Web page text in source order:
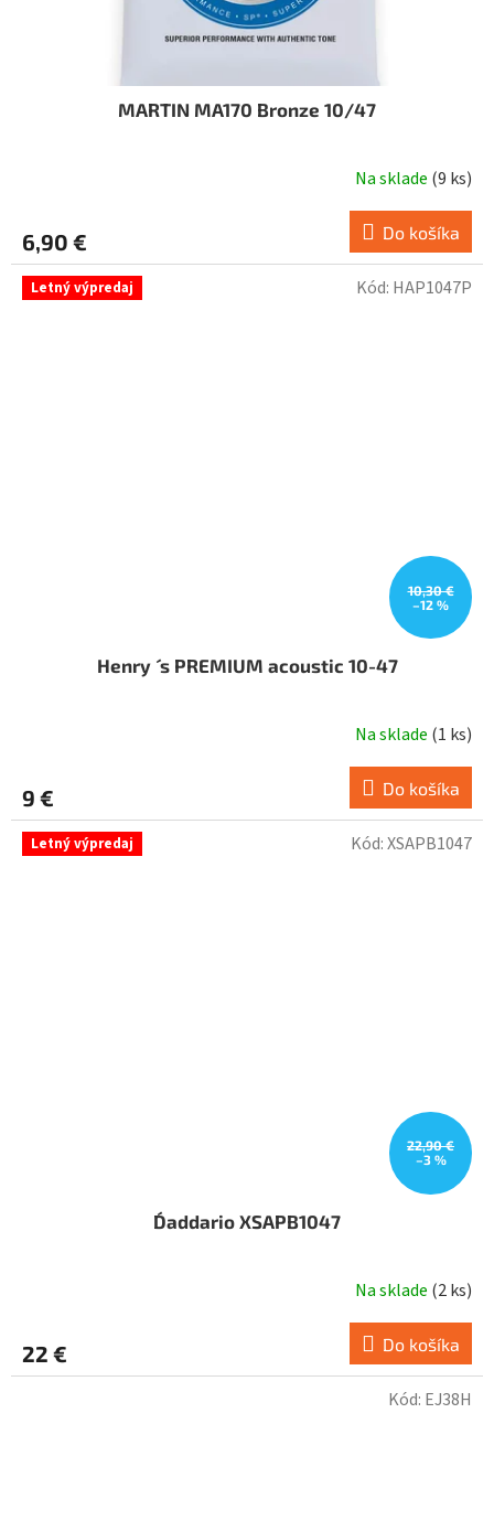
MARTIN MA170 Bronze 10/47
Na sklade (9 ks)
6,90 € Do košíka
Letný výpredaj
10,30 €
–12 %
Henry ´ s PREMIUM acoustic 10-47
Na sklade (1 ks)
9 € Do košíka
Kód: HAP1047P
Letný výpredaj
22,90 €
–3 %
D´addario XSAPB1047
Na sklade (2 ks)
22 € Do košíka
Kód:XSAPB1047
Kód: EJ38H